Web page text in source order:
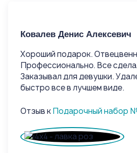
Ковалев Денис Алексевич
Хороший подарок.
Профессионально. Все
Заказывал для девушки.
быстро все в лучшем виде.
Отзыв кПодарочный набор